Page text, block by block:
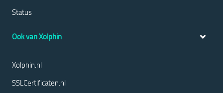
Status
Ook van Xolphin
Xolphin.nl
SSLCertificaten.nl